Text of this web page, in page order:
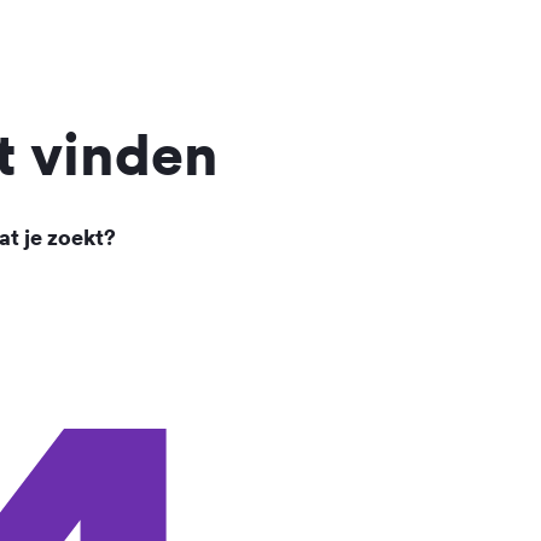
vinden
je zoekt?